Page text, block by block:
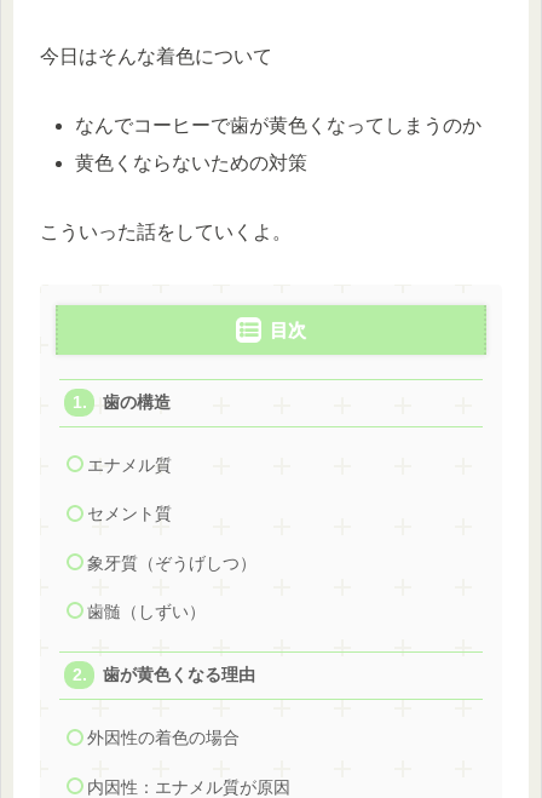
今日はそんな着色について
なんでコーヒーで歯が黄色くなってしまうのか
黄色くならないための対策
こういった話をしていくよ。
目次
歯の構造
エナメル質
セメント質
象牙質（ぞうげしつ）
歯髄（しずい）
歯が黄色くなる理由
外因性の着色の場合
内因性：エナメル質が原因